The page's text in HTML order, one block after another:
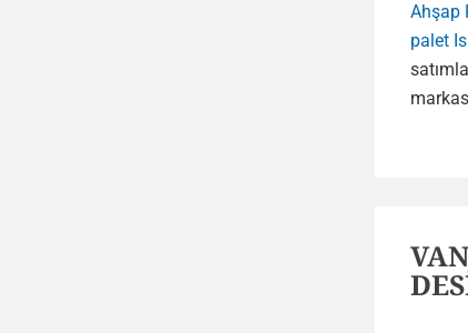
Ahşap
palet